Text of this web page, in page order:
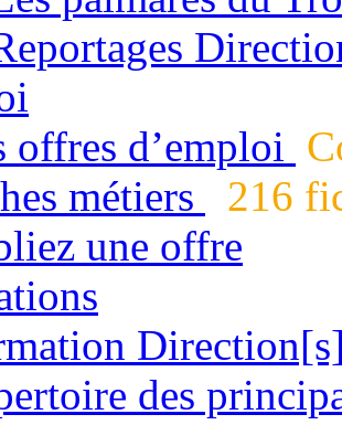
offres d’emploi
métiers
216
une offre
des